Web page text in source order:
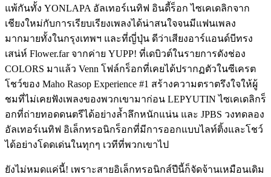
แพ้กันทั้ง YONLAPA อัลเทอร์เนทิฟ อินดี้ร็อก ไซเคเดลิกจาก
เชียงใหม่กับการเรียบเรียงเพลงได้น่าสนใจจนมีแฟนเพลง
มากมายทั้งในกรุงเทพฯ และที่ญี่ปุ่น ดีว่าเสียงอาร์แอนด์บีทรง
เสน่ห์ Flower.far จากค่าย YUPP! ที่เดบิวต์ในรายการดังช่อง
COLORS มาแล้ว Venn โฟล์กร็อกที่เคยได้ปรากฏตัวในซีเครต
โชว์ของ Maho Rasop Experience #1 สร้างความตราตรึงใจให้ผู้
ชมที่ไม่เคยฟังเพลงของพวกเขามาก่อน LEPYUTIN ไซเคเดลิกร็
อกที่ถ่ายทอดดนตรีได้อย่างล้ำลึกหนักแน่น และ JPBS วงทดลอง
อัลเทอร์เนทิฟ อิเล็กทรอนิกร็อกที่มีการออกแบบไลท์ติ้งและโชว์
ได้อย่างโดดเด่นในทุกๆ เวทีที่พวกเขาไป
ยังไม่หมดแค่นี้! เพราะสายอิเล็กทรอนิกส์ปีนี้ก็จัดจ้านเหมือนเดิม